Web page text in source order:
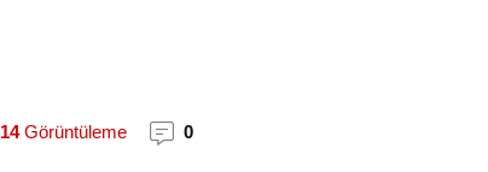
14Görüntüleme 0